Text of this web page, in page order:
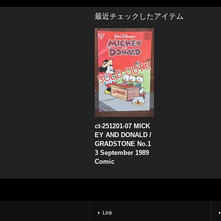
最近チェックしたアイテム
ct-251201-07 MICK
EY AND DONALD /
GRADSTONE No.1
3 September 1989
Comic
Link